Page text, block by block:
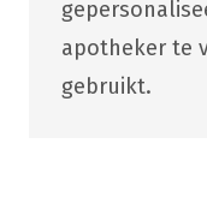
apotheker te
gebruikt.